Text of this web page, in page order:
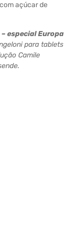
açúcar de
especial Europa
para tablets
Camile